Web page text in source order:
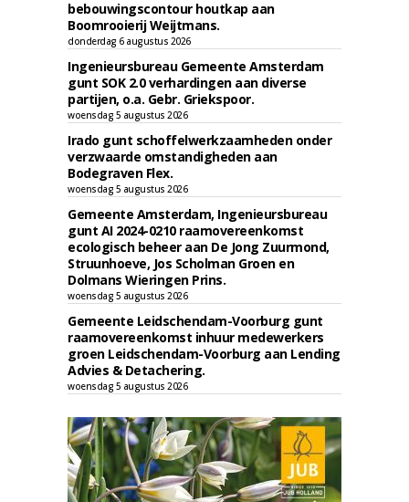
bebouwingscontour houtkap aan
Boomrooierij Weijtmans.
donderdag 6 augustus 2026
Ingenieursbureau Gemeente Amsterdam
gunt SOK 2.0 verhardingen aan diverse
partijen, o.a. Gebr. Griekspoor.
woensdag 5 augustus 2026
Irado gunt schoffelwerkzaamheden onder
verzwaarde omstandigheden aan
Bodegraven Flex.
woensdag 5 augustus 2026
Gemeente Amsterdam, Ingenieursbureau
gunt AI 2024-0210 raamovereenkomst
ecologisch beheer aan De Jong Zuurmond,
Struunhoeve, Jos Scholman Groen en
Dolmans Wieringen Prins.
woensdag 5 augustus 2026
Gemeente Leidschendam-Voorburg gunt
raamovereenkomst inhuur medewerkers
groen Leidschendam-Voorburg aan Lending
Advies & Detachering.
woensdag 5 augustus 2026